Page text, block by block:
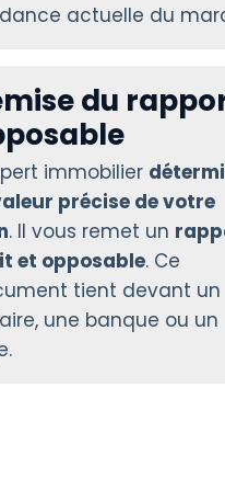
actuelle du
du
immobilier
précise de votre
. Il vous remet un
et opposable. Ce
tient devant un
une banque ou un